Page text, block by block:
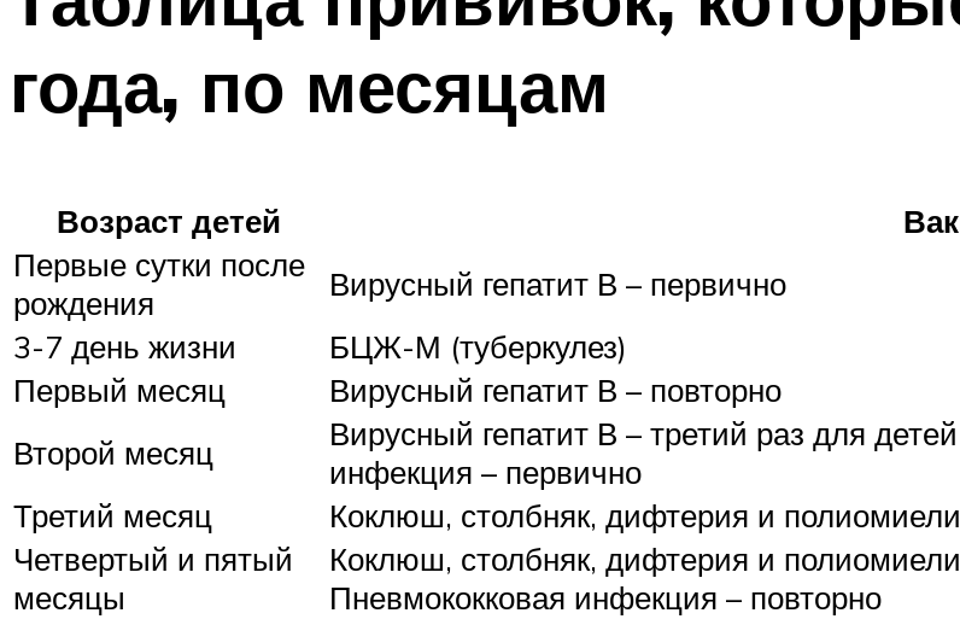
года, по месяцам
Возраст детей
Первые сутки после
рождения
Вирусный гепатит В – первично
3-7 день жизни
БЦЖ-М (туберкулез)
Первый месяц
Вирусный гепатит В – повторно
Второй месяц
Вирусный гепатит В – третий раз для
инфекция – первично
Третий месяц
Коклюш, столбняк, дифтерия и
Четвертый и пятый
месяцы
Коклюш, столбняк, дифтерия и
Пневмококковая инфекция – повторно